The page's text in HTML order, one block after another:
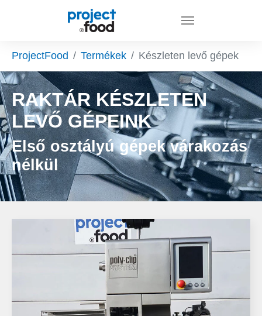
Skip to main content
You are here:
ProjectFood Termékek Készleten levő gépek
RAKTÁR KÉSZLETEN
LEVŐ GÉPEINK
Első osztályú gépek várakozás
nélkül